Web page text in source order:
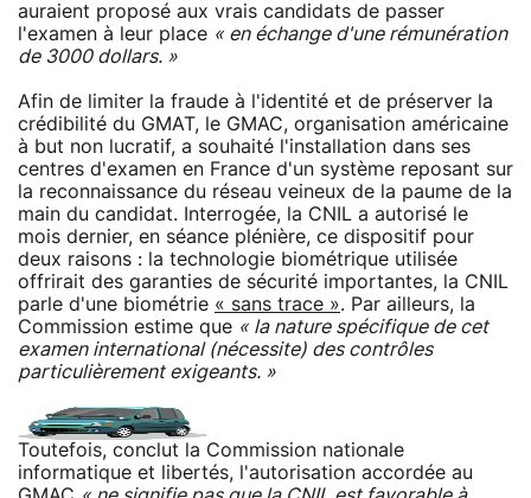
auraient proposé aux vrais candidats de passer
l'examen à leur place « en échange d'une rémunération
de 3000 dollars. »
Afin de limiter la fraude à l'identité et de préserver la
crédibilité du GMAT, le GMAC, organisation américaine
à but non lucratif, a souhaité l'installation dans ses
centres d'examen en France d'un système reposant sur
la reconnaissance du réseau veineux de la paume de la
main du candidat. Interrogée, la CNIL a autorisé le
mois dernier, en séance plénière, ce dispositif pour
deux raisons : la technologie biométrique utilisée
offrirait des garanties de sécurité importantes, la CNIL
parle d'une biométrie « sans trace ». Par ailleurs, la
Commission estime que « la nature spécifique de cet
examen international (nécessite) des contrôles
particulièrement exigeants. »
Toutefois, conclut la Commission nationale
informatique et libertés, l'autorisation accordée au